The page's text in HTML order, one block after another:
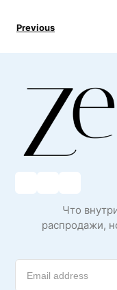
Previous
Что
распродажи,